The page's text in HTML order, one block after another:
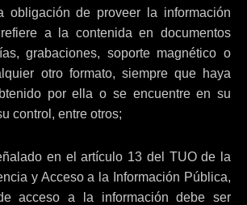
obligación de proveer la información
a la contenida en documentos
grabaciones, soporte magnético o
otro formato, siempre que haya
por ella o se encuentre en su
control, entre otros;
en el artículo 13 del TUO de la
y Acceso a la Información Pública,
acceso a la información debe ser